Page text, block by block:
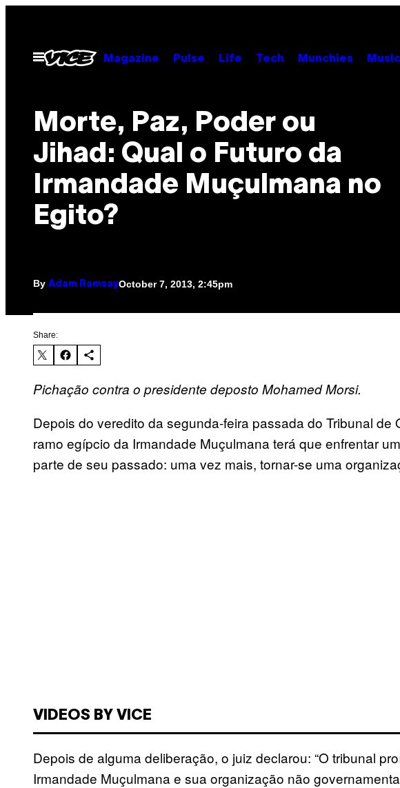
contentOpen
Menu
Magazine Pulse Life Tech Munchies Music
Morte, Paz, Poder ou
Jihad: Qual o Futuro da
Irmandade Muçulmana no
Egito?
By Adam RamsayOctober 7, 2013, 2:45pm
Share:
Pichação contra o presidente deposto Mohamed Morsi.
Depois do veredito da segunda-feira passada do Tribunal de
ramo egípcio da Irmandade Muçulmana terá que enfrentar
parte de seu passado: uma vez mais, tornar-se uma
VIDEOS BY VICE
Depois de alguma deliberação, o juiz declarou: “O tribunal
Irmandade Muçulmana e sua organização não